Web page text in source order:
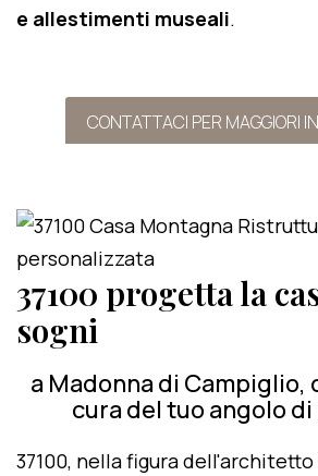
e allestimenti museali.
CONTATTACI PER MAGGIORI
37100 progetta la
sogni
a Madonna di Campiglio,
cura del tuo angolo
37100, nella figura